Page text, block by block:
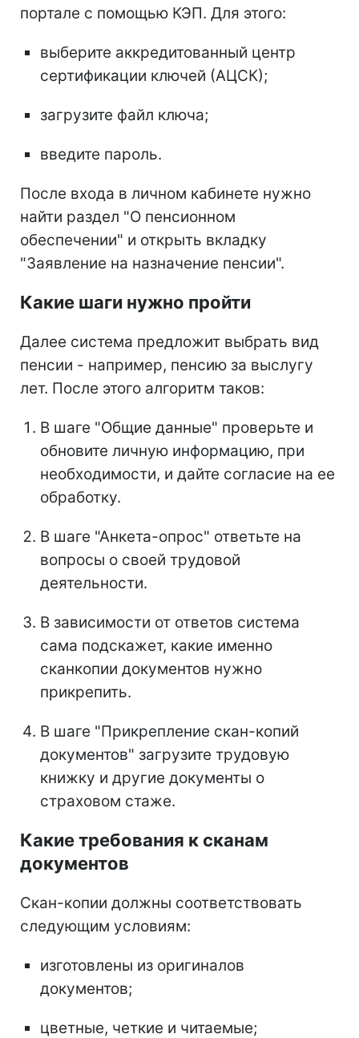
портале с помощью КЭП. Для этого:
выберите аккредитованный центр
сертификации ключей (АЦСК);
загрузите файл ключа;
введите пароль.
После входа в личном кабинете нужно
найти раздел "О пенсионном
обеспечении" и открыть вкладку
"Заявление на назначение пенсии".
Какие шаги нужно пройти
Далее система предложит выбрать вид
пенсии - например, пенсию за выслугу
лет. После этого алгоритм таков:
В шаге "Общие данные" проверьте и
обновите личную информацию, при
необходимости, и дайте согласие на ее
обработку.
В шаге "Анкета-опрос" ответьте на
вопросы о своей трудовой
деятельности.
В зависимости от ответов система
сама подскажет, какие именно
сканкопии документов нужно
прикрепить.
В шаге "Прикрепление скан-копий
документов" загрузите трудовую
книжку и другие документы о
страховом стаже.
Какие требования к сканам
документов
Скан-копии должны соответствовать
следующим условиям:
изготовлены из оригиналов
документов;
цветные, четкие и читаемые;